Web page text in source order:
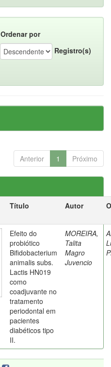
Ordenar por
Registro(s)
Anterior 1 Próximo
Título Autor
Efeito do
probiótico
Bifidobacterium
animalis subs.
Lactis HN019
como
coadjuvante no
tratamento
periodontal em
pacientes
diabéticos tipo
II.
MOREIRA,
Talita
Magro
Juvencio